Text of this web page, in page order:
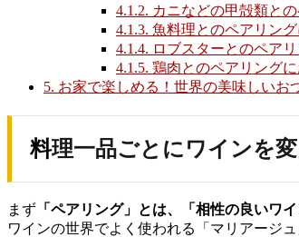
4.1.2. カニなどの甲殻類と
4.1.3. 魚料理とのペアリン
4.1.4. ロブスターとのペア
4.1.5. 鶏肉とのペアリング
5. お家で楽しめる！世界の美味しいお
料理一品ごとにワインを
まず 「ペアリング」とは、「相性の良いワ
ワインの世界でよく使われる「マリアージ